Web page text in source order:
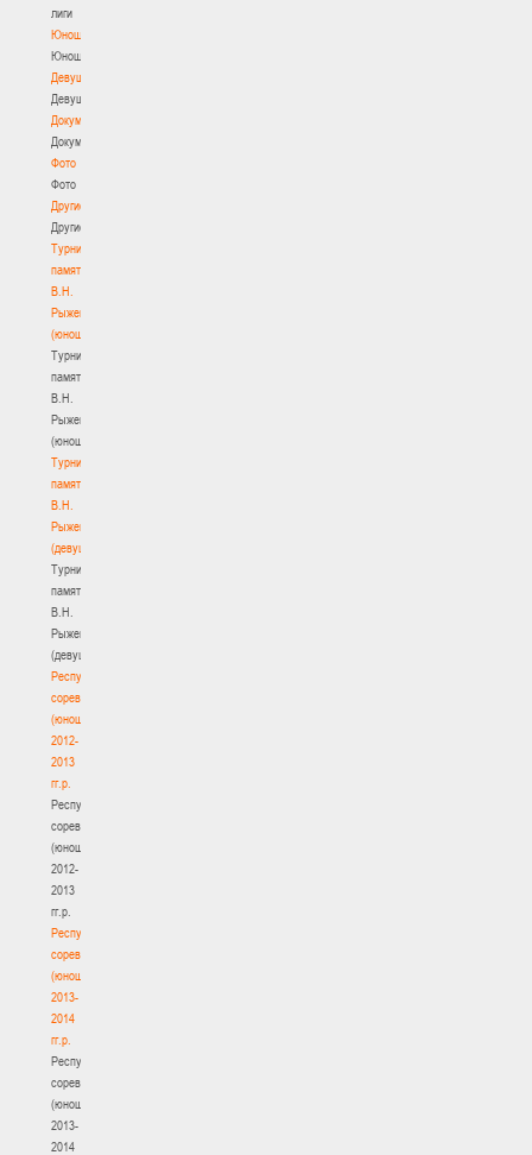
лиги
Юноши
Юноши
Девушки
Девушки
Документы
Документы
Фото
Фото
Другие
Другие
Турнир
памяти
В.Н.
Рыженкова
(юноши)
Турнир
памяти
В.Н.
Рыженкова
(юноши)
Турнир
памяти
В.Н.
Рыженкова
(девушки)
Турнир
памяти
В.Н.
Рыженкова
(девушки)
Республиканские
соревнования
(юноши)
2012-
2013
гг.р.
Республиканские
соревнования
(юноши)
2012-
2013
гг.р.
Республиканские
соревнования
(юноши)
2013-
2014
гг.р.
Республиканские
соревнования
(юноши)
2013-
2014